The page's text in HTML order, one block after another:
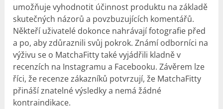
umožňuje vyhodnotit účinnost produktu na základě
skutečných názorů a povzbuzujících komentářů.
Někteří uživatelé dokonce nahrávají fotografie před
a po, aby zdůraznili svůj pokrok. Známí odborníci na
výživu se o MatchaFitty také vyjádřili kladně v
recenzích na Instagramu a Facebooku. Závěrem lze
říci, že recenze zákazníků potvrzují, že MatchaFitty
přináší znatelné výsledky a nemá žádné
kontraindikace.